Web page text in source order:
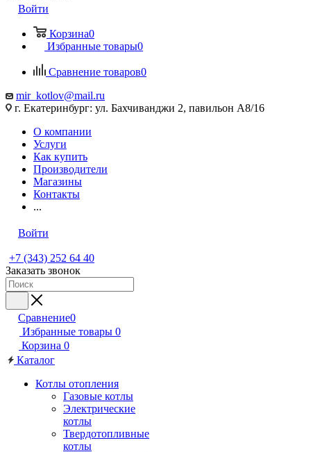
Войти
Корзина0
Избранные товары0
Сравнение товаров0
mir_kotlov@mail.ru
г. Екатеринбург: ул. Бахчиванджи 2, павильон А8/16
О компании
Услуги
Как купить
Производители
Магазины
Контакты
...
Войти
+7 (343) 252 64 40
Заказать звонок
Сравнение0
Избранные товары 0
Корзина 0
Каталог
Котлы отопления
Газовые котлы
Электрические
котлы
Твердотопливные
котлы